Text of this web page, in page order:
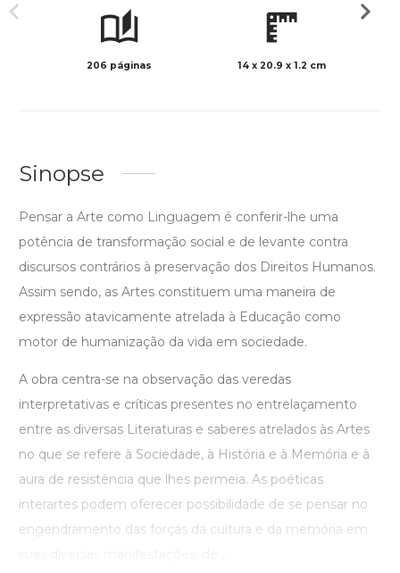
206 páginas 14 x 20.9 x 1.2 cm
Sinopse
Pensar a Arte como Linguagem é conferir-lhe uma
potência de transformação social e de levante contra
discursos contrários à preservação dos Direitos Humanos.
Assim sendo, as Artes constituem uma maneira de
expressão atavicamente atrelada à Educação como
motor de humanização da vida em sociedade.
A obra centra-se na observação das veredas
interpretativas e críticas presentes no entrelaçamento
entre as diversas Literaturas e saberes atrelados às Artes
no que se refere à Sociedade, à História e à Memória e à
aura de resistência que lhes permeia. As poéticas
interartes podem oferecer possibilidade de se pensar no
engendramento das forças da cultura e da memória em